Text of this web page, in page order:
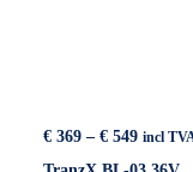
€ 369 – € 549Price
incl